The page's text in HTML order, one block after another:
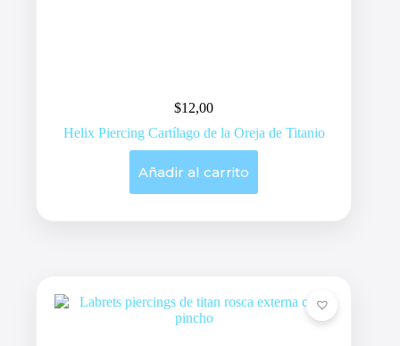
$12,00
Helix Piercing Cartílago de la Oreja de Titanio
Añadir al carrito